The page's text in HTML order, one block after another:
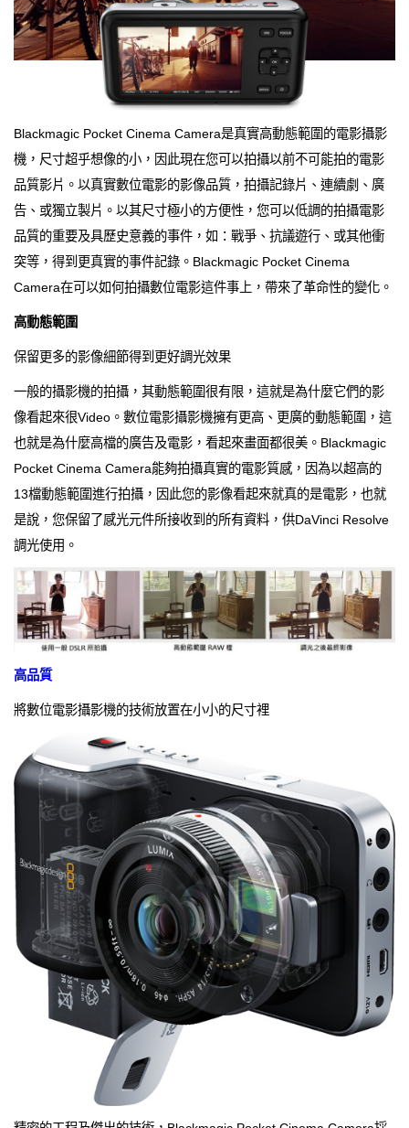
Blackmagic Pocket Cinema Camera是真實高動態範圍的電影攝影
機，尺寸超乎想像的小，因此現在您可以拍攝以前不可能拍的電影
品質影片。以真實數位電影的影像品質，拍攝記錄片、連續劇、廣
告、或獨立製片。以其尺寸極小的方便性，您可以低調的拍攝電影
品質的重要及具歷史意義的事件，如：戰爭、抗議遊行、或其他衝
突等，得到更真實的事件記錄。Blackmagic Pocket Cinema
Camera在可以如何拍攝數位電影這件事上，帶來了革命性的變化。
高動態範圍
保留更多的影像細節得到更好調光效果
一般的攝影機的拍攝，其動態範圍很有限，這就是為什麼它們的影
像看起來很Video。數位電影攝影機擁有更高、更廣的動態範圍，這
也就是為什麼高檔的廣告及電影，看起來畫面都很美。Blackmagic
Pocket Cinema Camera能夠拍攝真實的電影質感，因為以超高的
13檔動態範圍進行拍攝，因此您的影像看起來就真的是電影，也就
是說，您保留了感光元件所接收到的所有資料，供DaVinci Resolve
調光使用。
高品質
將數位電影攝影機的技術放置在小小的尺寸裡